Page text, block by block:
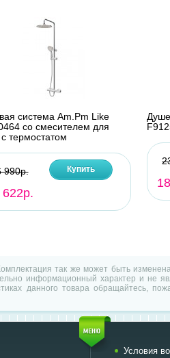
система Am.Pm Like
со смесителем для
термостатом
990р.
622р.
Купить
так же может быть
информационный характер и не
данного товара обращайтесь,
Условия